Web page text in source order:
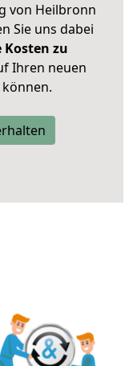
von Heilbronn
Sie uns dabei
Kosten zu
Ihren neuen